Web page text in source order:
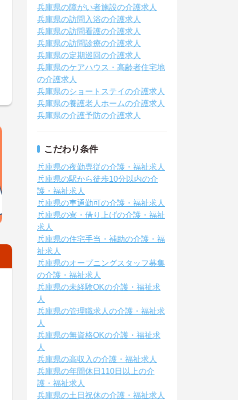
兵庫県の障がい者施設の介護求人
兵庫県の訪問入浴の介護求人
兵庫県の訪問看護の介護求人
兵庫県の訪問診療の介護求人
兵庫県の定期巡回の介護求人
兵庫県のケアハウス・高齢者住宅地
の介護求人
兵庫県のショートステイの介護求人
兵庫県の養護老人ホームの介護求人
兵庫県の介護予防の介護求人
こだわり条件
兵庫県の夜勤専従の介護・福祉求人
兵庫県の駅から徒歩10分以内の介
護・福祉求人
兵庫県の車通勤可の介護・福祉求人
兵庫県の寮・借り上げの介護・福祉
求人
兵庫県の住宅手当・補助の介護・福
祉求人
兵庫県のオープニングスタッフ募集
の介護・福祉求人
兵庫県の未経験OKの介護・福祉求
人
兵庫県の管理職求人の介護・福祉求
人
兵庫県の無資格OKの介護・福祉求
人
兵庫県の高収入の介護・福祉求人
兵庫県の年間休日110日以上の介
護・福祉求人
兵庫県の土日祝休の介護・福祉求人